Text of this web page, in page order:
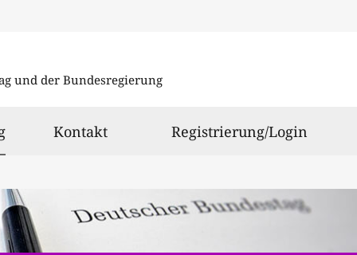
und der Bundesregierung
ausgewählt
Kontakt Registrierung/Login